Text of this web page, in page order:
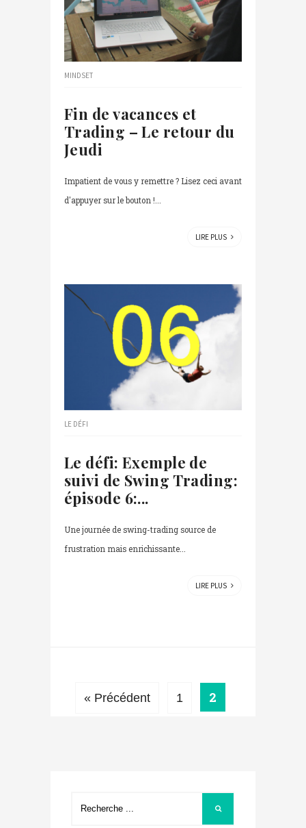
MINDSET
Fin de vacances et
Trading – Le retour du
Jeudi
Impatient de vous y remettre ? Lisez ceci avant
d'appuyer sur le bouton !...
LIRE PLUS
LE DÉFI
Le défi: Exemple de
suivi de Swing Trading:
épisode 6:...
Une journée de swing-trading source de
frustration mais enrichissante...
LIRE PLUS
« Précédent 1 2